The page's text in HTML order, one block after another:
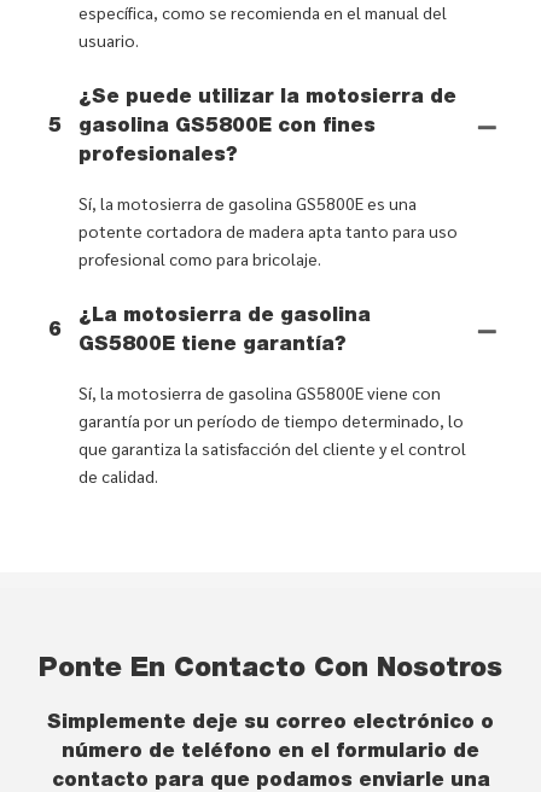
específica, como se recomienda en el manual del
usuario.
5
¿Se puede utilizar la motosierra de
gasolina GS5800E con fines
profesionales?
Sí, la motosierra de gasolina GS5800E es una
potente cortadora de madera apta tanto para uso
profesional como para bricolaje.
6
¿La motosierra de gasolina
GS5800E tiene garantía?
Sí, la motosierra de gasolina GS5800E viene con
garantía por un período de tiempo determinado, lo
que garantiza la satisfacción del cliente y el control
de calidad.
Ponte En Contacto Con Nosotros
Simplemente deje su correo electrónico o
número de teléfono en el formulario de
contacto para que podamos enviarle una